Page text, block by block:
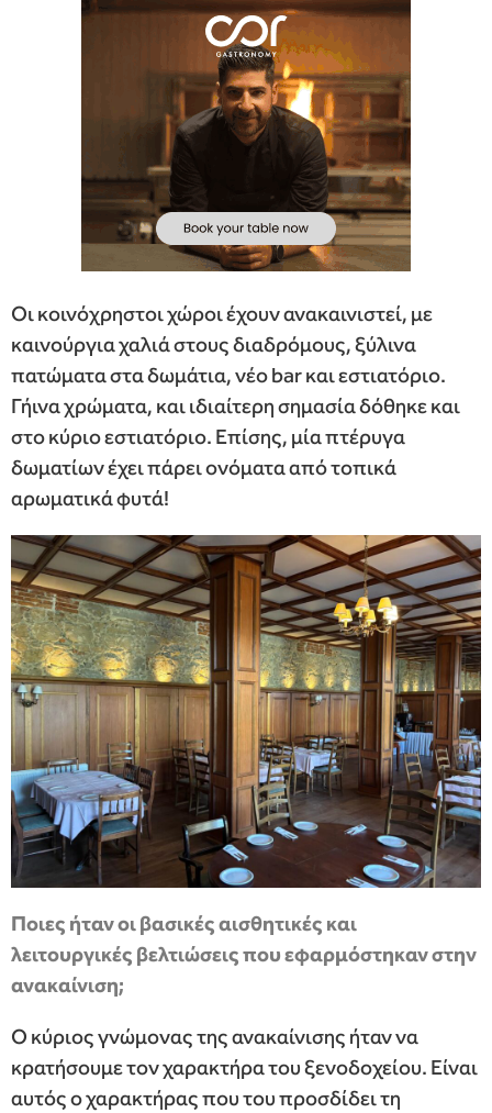
Οι κοινόχρηστοι χώροι έχουν ανακαινιστεί, με
καινούργια χαλιά στους διαδρόμους, ξύλινα
πατώματα στα δωμάτια, νέο bar και εστιατόριο.
Γήινα χρώματα, και ιδιαίτερη σημασία δόθηκε και
στο κύριο εστιατόριο. Επίσης, μία πτέρυγα
δωματίων έχει πάρει ονόματα από τοπικά
αρωματικά φυτά!
Ποιες ήταν οι βασικές αισθητικές και
λειτουργικές βελτιώσεις που εφαρμόστηκαν στην
ανακαίνιση;
Ο κύριος γνώμονας της ανακαίνισης ήταν να
κρατήσουμε τον χαρακτήρα του ξενοδοχείου. Είναι
αυτός ο χαρακτήρας που του προσδίδει τη